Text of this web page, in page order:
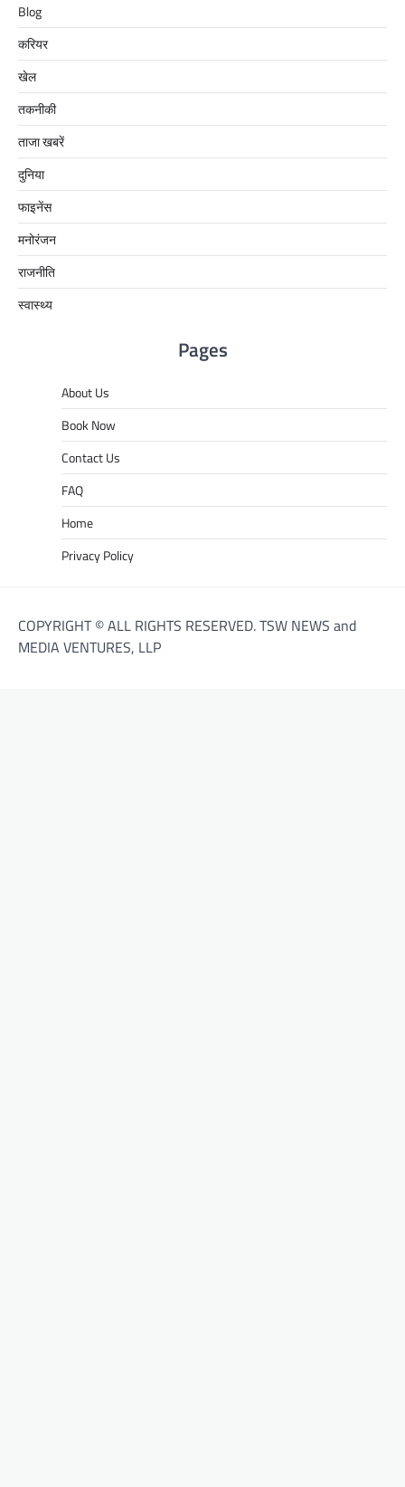
Blog
करियर
खेल
तकनीकी
ताजा खबरें
दुनिया
फाइनेंस
मनोरंजन
राजनीति
स्वास्थ्य
Pages
About Us
Book Now
Contact Us
FAQ
Home
Privacy Policy
COPYRIGHT © ALL RIGHTS RESERVED. TSW NEWS and
MEDIA VENTURES, LLP